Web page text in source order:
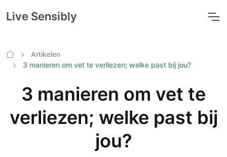
Live Sensibly
Home
Artikelen
3 manieren om vet te verliezen; welke past bij jou?
3 manieren om vet te
verliezen; welke past bij
jou?